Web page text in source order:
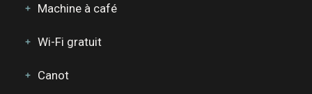
Machine à café
Wi-Fi gratuit
Canot